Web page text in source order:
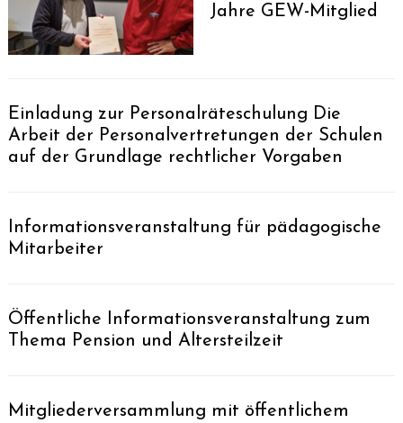
Jahre GEW-Mitglied
Einladung zur Personalräteschulung Die
Arbeit der Personalvertretungen der Schulen
auf der Grundlage rechtlicher Vorgaben
Informationsveranstaltung für pädagogische
Mitarbeiter
Öffentliche Informationsveranstaltung zum
Thema Pension und Altersteilzeit
Mitgliederversammlung mit öffentlichem